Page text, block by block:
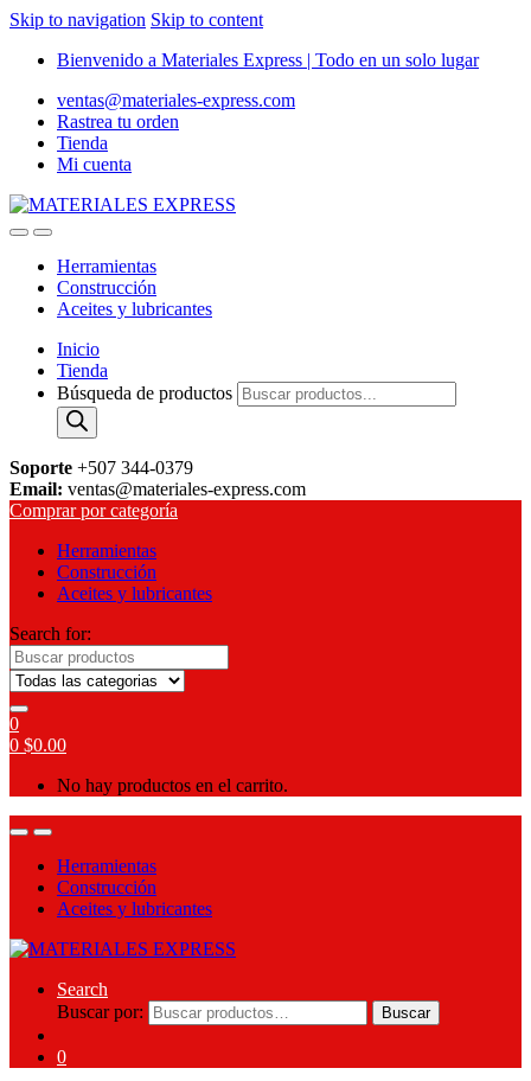
Skip to navigation Skip to content
Bienvenido a Materiales Express | Todo en un solo lugar
ventas@materiales-express.com
Rastrea tu orden
Tienda
Mi cuenta
Herramientas
Construcción
Aceites y lubricantes
Inicio
Tienda
Búsqueda de productos
Soporte +507 344-0379
Email: ventas@materiales-express.com
Comprar por categoría
Herramientas
Construcción
Aceites y lubricantes
Search for:
0
0 $0.00
No hay productos en el carrito.
Herramientas
Construcción
Aceites y lubricantes
Search
Buscar por:
Buscar
0